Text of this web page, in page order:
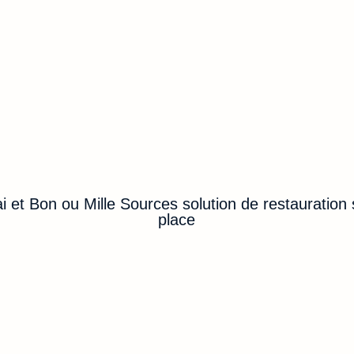
et Bon ou Mille Sources solution de restauration
place